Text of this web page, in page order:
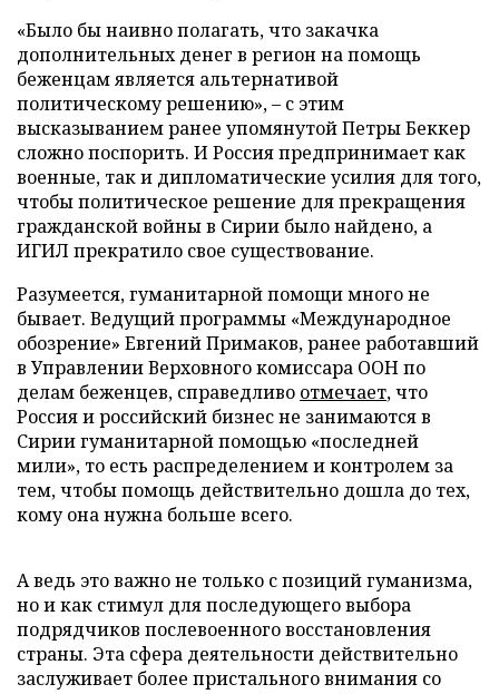
«Было бы наивно полагать, что закачка
дополнительных денег в регион на помощь
беженцам является альтернативой
политическому решению», – с этим
высказыванием ранее упомянутой Петры Беккер
сложно поспорить. И Россия предпринимает как
военные, так и дипломатические усилия для того,
чтобы политическое решение для прекращения
гражданской войны в Сирии было найдено, а
ИГИЛ прекратило свое существование.
Разумеется, гуманитарной помощи много не
бывает. Ведущий программы «Международное
обозрение» Евгений Примаков, ранее работавший
в Управлении Верховного комиссара ООН по
делам беженцев, справедливо отмечает, что
Россия и российский бизнес не занимаются в
Сирии гуманитарной помощью «последней
мили», то есть распределением и контролем за
тем, чтобы помощь действительно дошла до тех,
кому она нужна больше всего.
А ведь это важно не только с позиций гуманизма,
но и как стимул для последующего выбора
подрядчиков послевоенного восстановления
страны. Эта сфера деятельности действительно
заслуживает более пристального внимания со